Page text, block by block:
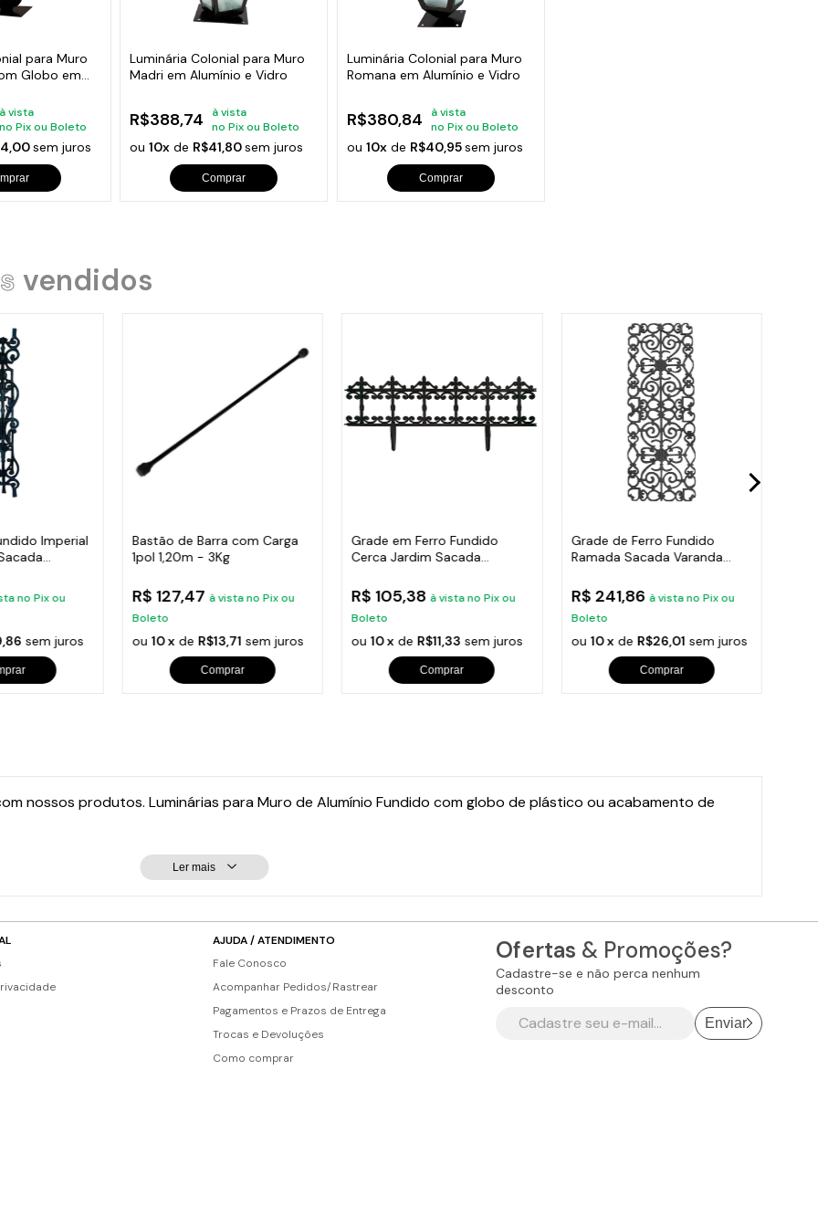
e Tampas de Chão
Acessorios para Piscinas
Ver Tudo
para Muro
Globo em
à vista
no Pix ou Boleto
sem juros
Luminária Colonial para Muro
Madri em Alumínio e Vidro
R$388,74
à vista
no Pix ou Boleto
ou10x de R$41,80sem juros
Comprar
Luminária Colonial para Muro
Romana em Alumínio e Vidro
R$380,84
à vista
no Pix ou Boleto
ou 10xde R$40,95sem juros
Comprar
vendidos
Imperial
no Pix ou
sem juros
Bastão de Barra com Carga
1pol 1,20m - 3Kg
R$ 127,47 à vista no Pix ou
Boleto
ou10 x de R$13,71 sem juros
Comprar
Grade em Ferro Fundido
Cerca Jardim Sacada
R$ 105,38 à vista no Pix ou
Boleto
ou10 x de R$11,33 sem juros
Comprar
Grade de Ferro Fundido
Ramada Sacada Varanda
R$ 241,86 à vista no Pix ou
Boleto
ou10 x de R$26,01 sem juros
Comprar
nossos produtos. Luminárias para Muro de Alumínio Fundido com globo de plástico ou acabamento de
Ler mais
AJUDA / ATENDIMENTO
Fale Conosco
Acompanhar Pedidos/Rastrear
Pagamentos e Prazos de Entrega
Trocas e Devoluções
Como comprar
Ofertas & Promoções?
Cadastre-se e não perca nenhum
desconto
Enviar